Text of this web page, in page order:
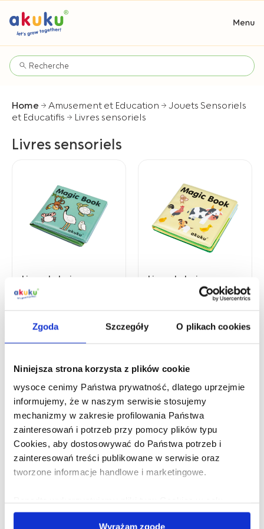
Zgoda Szczegóły O plikach cookies
Niniejsza strona korzysta z plików cookie
wysoce cenimy Państwa prywatność, dlatego uprzejmie
informujemy, że w naszym serwisie stosujemy
mechanizmy w zakresie profilowania Państwa
zainteresowań i potrzeb przy pomocy plików typu
Cookies, aby dostosowywać do Państwa potrzeb i
zainteresowań treści publikowane w serwisie oraz
tworzone informacje handlowe i marketingowe.
docierania do Państwa poprzez materiał reklamowy
Wyrażam zgodę
Home Amusement et Education
Jouets Sensoriels
et Educatifis
Livres sensoriels
Livres sensoriels
Livre de bain
éducatif
Livre de bain
Livre de bain, Lettres Livre sensoriel